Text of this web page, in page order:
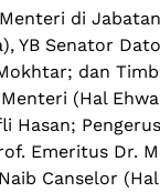
di
YB Senator
dan
(Hal
Hasan;
Emeritus Dr.
Canselor